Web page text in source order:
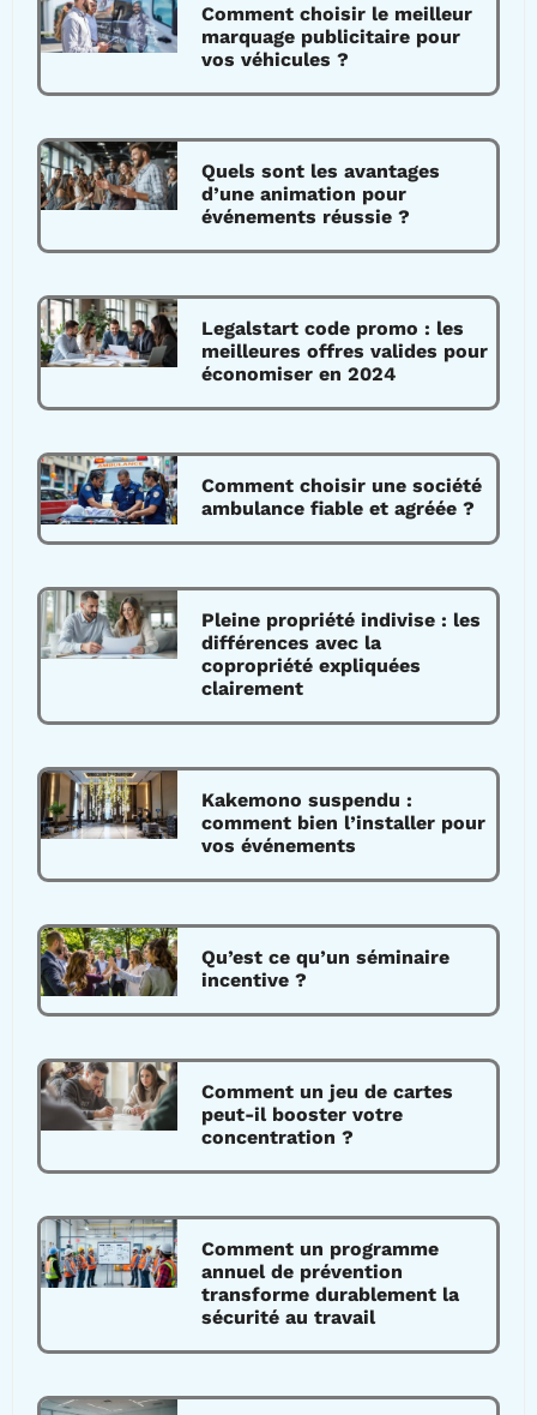
Comment choisir le meilleur
marquage publicitaire pour
vos véhicules ?
Quels sont les avantages
d’une animation pour
événements réussie ?
Legalstart code promo : les
meilleures offres valides pour
économiser en 2024
Comment choisir une société
ambulance fiable et agréée ?
Pleine propriété indivise : les
différences avec la
copropriété expliquées
clairement
Kakemono suspendu :
comment bien l’installer pour
vos événements
Qu’est ce qu’un séminaire
incentive ?
Comment un jeu de cartes
peut-il booster votre
concentration ?
Comment un programme
annuel de prévention
transforme durablement la
sécurité au travail